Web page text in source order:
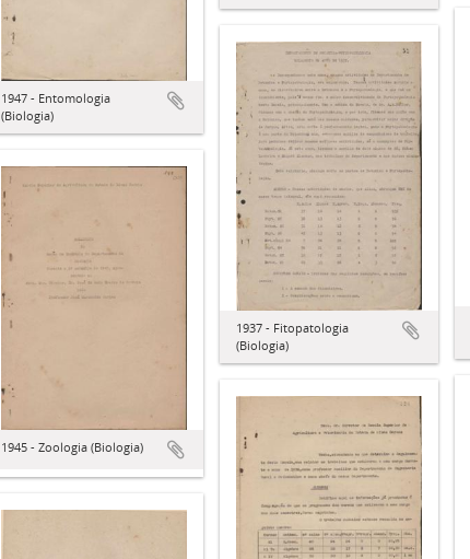
1947 - Entomologia
(Biologia)
1937 - Fitopatologia
(Biologia)
1945 - Zoologia (Biologia)